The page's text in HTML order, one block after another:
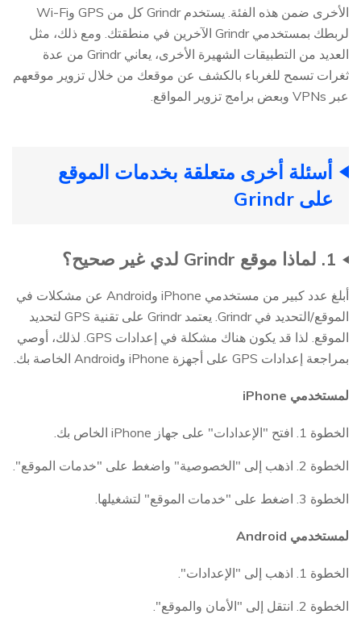
الأخرى ضمن هذه الفئة. يستخدم Grindr كل من GPS وWi-Fi
لربطك بمستخدمي Grindr الآخرين في منطقتك. ومع ذلك، مثل
العديد من التطبيقات الشهيرة الأخرى، يعاني Grindr من عدة
ثغرات تسمح للغرباء بالكشف عن موقعك من خلال تزوير موقعهم
عبر VPNs وبعض برامج تزوير المواقع.
أسئلة أخرى متعلقة بخدمات الموقع
على Grindr
1. لماذا موقع Grindr لدي غير صحيح؟
أبلغ عدد كبير من مستخدمي iPhone وAndroid عن مشكلات في
الموقع/التحديد في Grindr. يعتمد Grindr على تقنية GPS لتحديد
الموقع. لذا قد يكون هناك مشكلة في إعدادات GPS. لذلك، أوصي
بمراجعة إعدادات GPS على أجهزة iPhone وAndroid الخاصة بك.
لمستخدمي iPhone
الخطوة 1. افتح "الإعدادات" على جهاز iPhone الخاص بك.
الخطوة 2. اذهب إلى "الخصوصية" واضغط على "خدمات الموقع".
الخطوة 3. اضغط على "خدمات الموقع" لتشغيلها.
لمستخدمي Android
الخطوة 1. اذهب إلى "الإعدادات".
الخطوة 2. انتقل إلى "الأمان والموقع".